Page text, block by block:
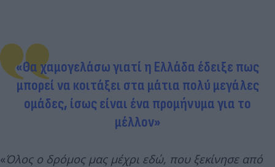
«Θα χαμογελάσω γιατί η Ελλάδα έδειξε πως
μπορεί να κοιτάξει στα μάτια πολύ μεγάλες
ομάδες, ίσως είναι ένα προμήνυμα για το
μέλλον»
«Όλος ο δρόμος μας μέχρι εδώ, που ξεκίνησε από